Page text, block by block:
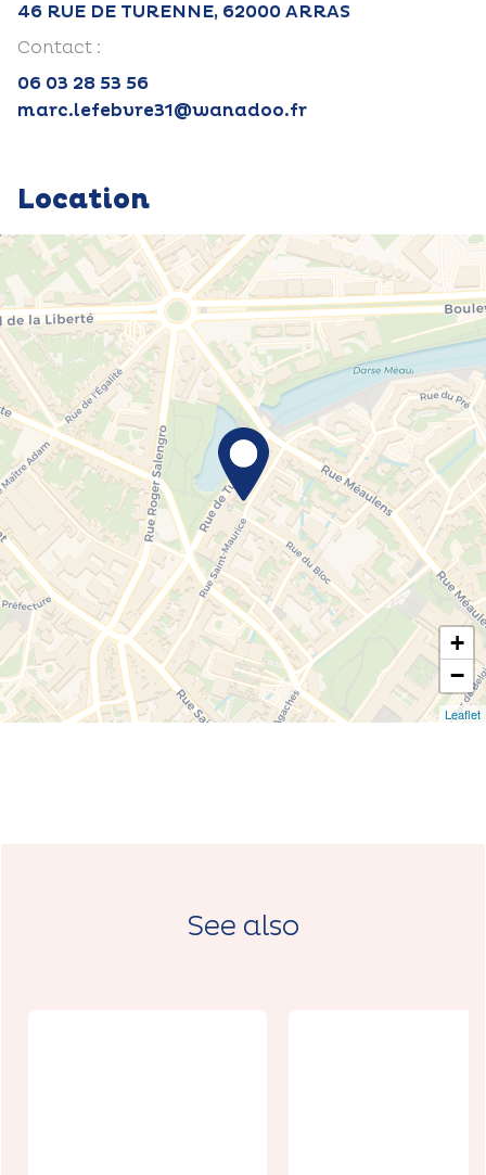
46 RUE DE TURENNE, 62000 ARRAS
Contact :
06 03 28 53 56
marc.lefebvre31@wanadoo.fr
Location
+
−
Leaflet
See also